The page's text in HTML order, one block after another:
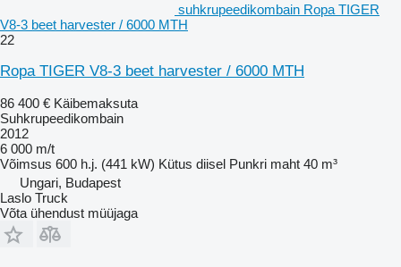
suhkrupeedikombain Ropa TIGER
V8-3 beet harvester / 6000 MTH
22
Ropa TIGER V8-3 beet harvester / 6000 MTH
86 400 € Käibemaksuta
Suhkrupeedikombain
2012
6 000 m/t
Võimsus 600 h.j. (441 kW) Kütus diisel Punkri maht 40 m³
Ungari, Budapest
Laslo Truck
Võta ühendust müüjaga